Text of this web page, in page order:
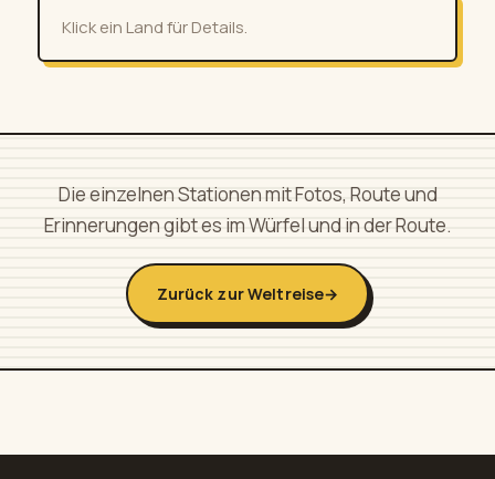
Klick ein Land für Details.
Die einzelnen Stationen mit Fotos, Route und
Erinnerungen gibt es im Würfel und in der Route.
Zurück zur Weltreise→